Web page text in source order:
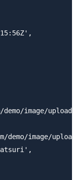
image/
demo/image/